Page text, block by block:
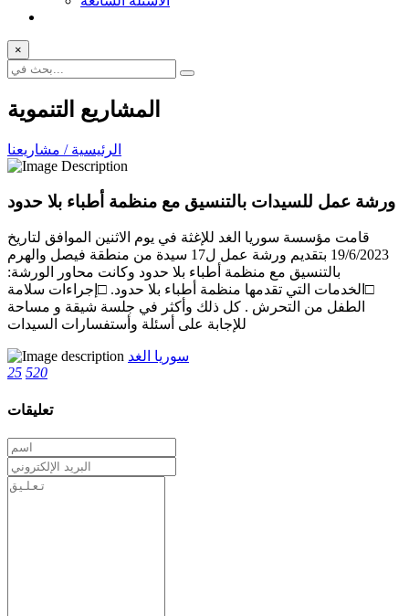
×
المشاريع التنموية
الرئيسية / مشاريعنا
ورشة عمل للسيدات بالتنسيق مع منظمة أطباء بلا حدود
قامت مؤسسة سوريا الغد للإغثة في يوم الاثنين الموافق لتاريخ
19/6/2023 بتقديم ورشة عمل ل17 سيدة من منطقة فيصل والهرم
بالتنسيق مع منظمة أطباء بلا حدود وكانت محاور الورشة:
□الخدمات التي تقدمها منظمة أطباء بلا حدود. □إجراءات سلامة
الطفل من التحرش . كل ذلك وأكثر في جلسة شيقة و مساحة
للإجابة على أسئلة وأستفسارات السيدات
سوريا الغد
25 520
تعليقات